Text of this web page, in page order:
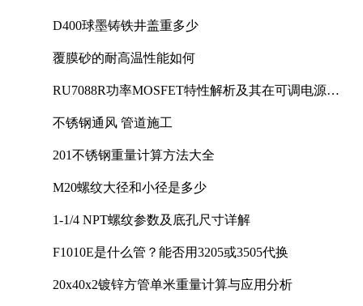
D400球墨铸铁井盖重多少
覆膜砂的耐高温性能如何
RU7088R功率MOSFET特性解析及其在可调电源设
不锈钢通风 管道施工
201不锈钢重量计算方法大全
M20螺纹大径和小径是多少
1-1/4 NPT螺纹参数及底孔尺寸详解
F1010E是什么管？能否用3205或3505代换
20x40x2镀锌方管单米重量计算与应用分析